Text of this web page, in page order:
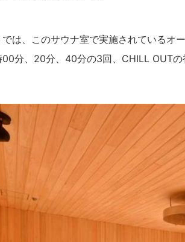
は、このサウナ室で実施されているオ
分、20分、40分の3回、CHILL OUT